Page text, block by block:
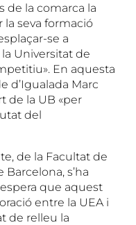
de la comarca la
seva formació
se a
Universitat de
En aquesta
d’Igualada Marc
de la UB «per
del
de la Facultat de
s’ha
que aquest
entre la UEA i
de relleu la